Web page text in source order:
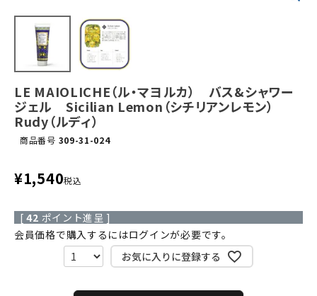
LE MAIOLICHE（ル・マヨルカ） バス&シャワー
ジェル Sicilian Lemon（シチリアンレモン）
Rudy（ルディ）
商品番号 309-31-024
¥1,540税込
[ 42 ポイント進呈 ]
会員価格で購入するにはログインが必要です。
お気に入りに登録する